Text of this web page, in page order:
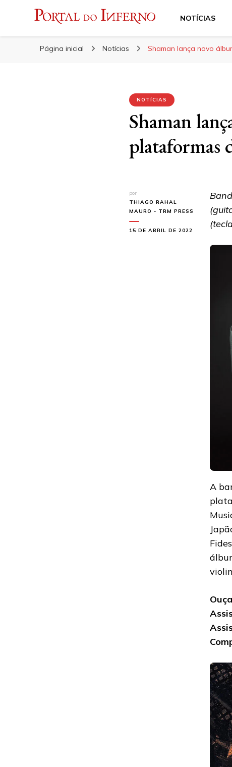
Portal do Inferno
NOTÍCIAS
Página inicial Notícias Shaman lança novo
NOTÍCIAS
Shaman
plataformas
por
THIAGO RAHAL
MAURO - TRM PRESS
15 DE ABRIL DE 2022
A